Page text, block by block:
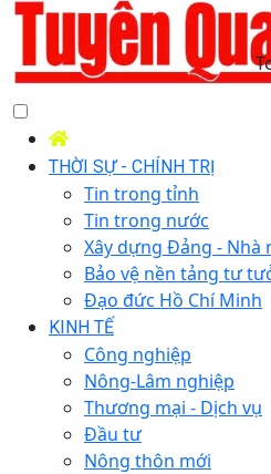
THỜI SỰ - CHÍNH TRỊ
Tin trong tỉnh
Tin trong nước
Xây dựng Đảng - Nhà
Bảo vệ nền tảng tư
Đạo đức Hồ Chí Minh
KINH TẾ
Công nghiệp
Nông-Lâm nghiệp
Thương mại - Dịch vụ
Đầu tư
Nông thôn mới